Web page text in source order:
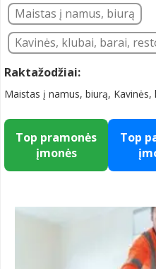
Maistas į namus, biurą
Kavinės, klubai, barai,
Raktažodžiai:
Maistas į namus, biurą,
Top pramonės
įmonės
Top